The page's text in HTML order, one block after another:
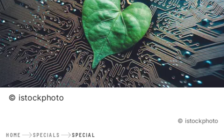
© istockphoto
© istockphoto
HOME SPECIALS SPECIAL